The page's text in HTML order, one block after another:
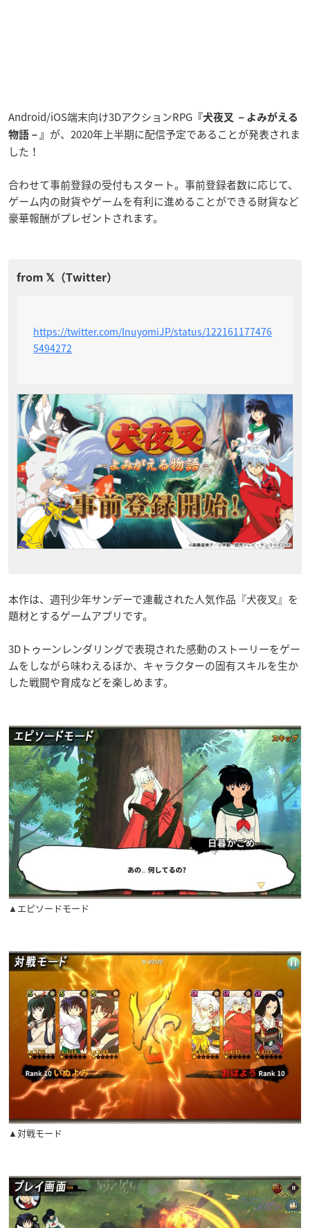
Android/iOS端末向け3DアクションRPG 『犬夜叉 －よみがえる
物語－』 が、2020年上半期に配信予定であることが発表されま
した！
合わせて事前登録の受付もスタート。事前登録者数に応じて、
ゲーム内の財貨やゲームを有利に進めることができる財貨など
豪華報酬がプレゼントされます。
https://twitter.com/InuyomiJP/status/122161177476
5494272
本作は、週刊少年サンデーで連載された人気作品『犬夜叉』を
題材とするゲームアプリです。
3Dトゥーンレンダリングで表現された感動のストーリーをゲー
ムをしながら味わえるほか、キャラクターの固有スキルを生か
した戦闘や育成などを楽しめます。
▲エピソードモード
▲対戦モード